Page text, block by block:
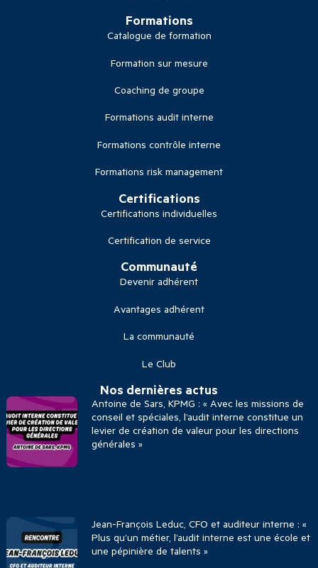
Formations
Catalogue de formation
Formation sur mesure
Coaching de groupe
Formations audit interne
Formations contrôle interne
Formations risk management
Certifications
Certifications individuelles
Certification de service
Communauté
Devenir adhérent
Avantages adhérent
La communauté
Le Club
Nos dernières actus
Antoine de Sars, KPMG : « Avec les missions de
conseil et spéciales, l’audit interne constitue un
levier de création de valeur pour les directions
générales »
Jean-François Leduc, CFO et auditeur interne : «
Plus qu’un métier, l’audit interne est une école et
une pépinière de talents »